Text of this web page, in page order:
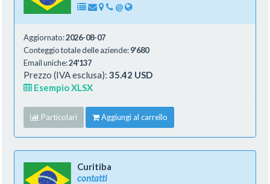
@
Aggiornato:2026-08-07
Conteggio totale delle aziende:9'680
Email uniche:24'137
Prezzo (IVA esclusa): 35.42 USD
Esempio XLSX
Particolari Aggiungi al carrello
Curitiba
contatti